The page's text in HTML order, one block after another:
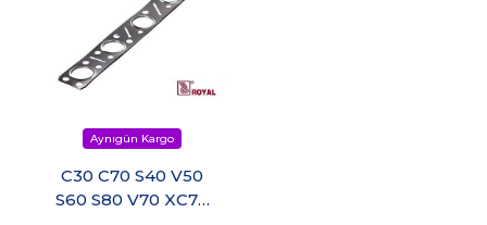
C30 C70 S40 V50
S60 S80 V70 XC70